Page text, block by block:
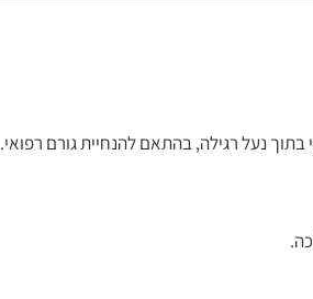
נעל רגילה, בהתאם להנחיית גורם רפואי.